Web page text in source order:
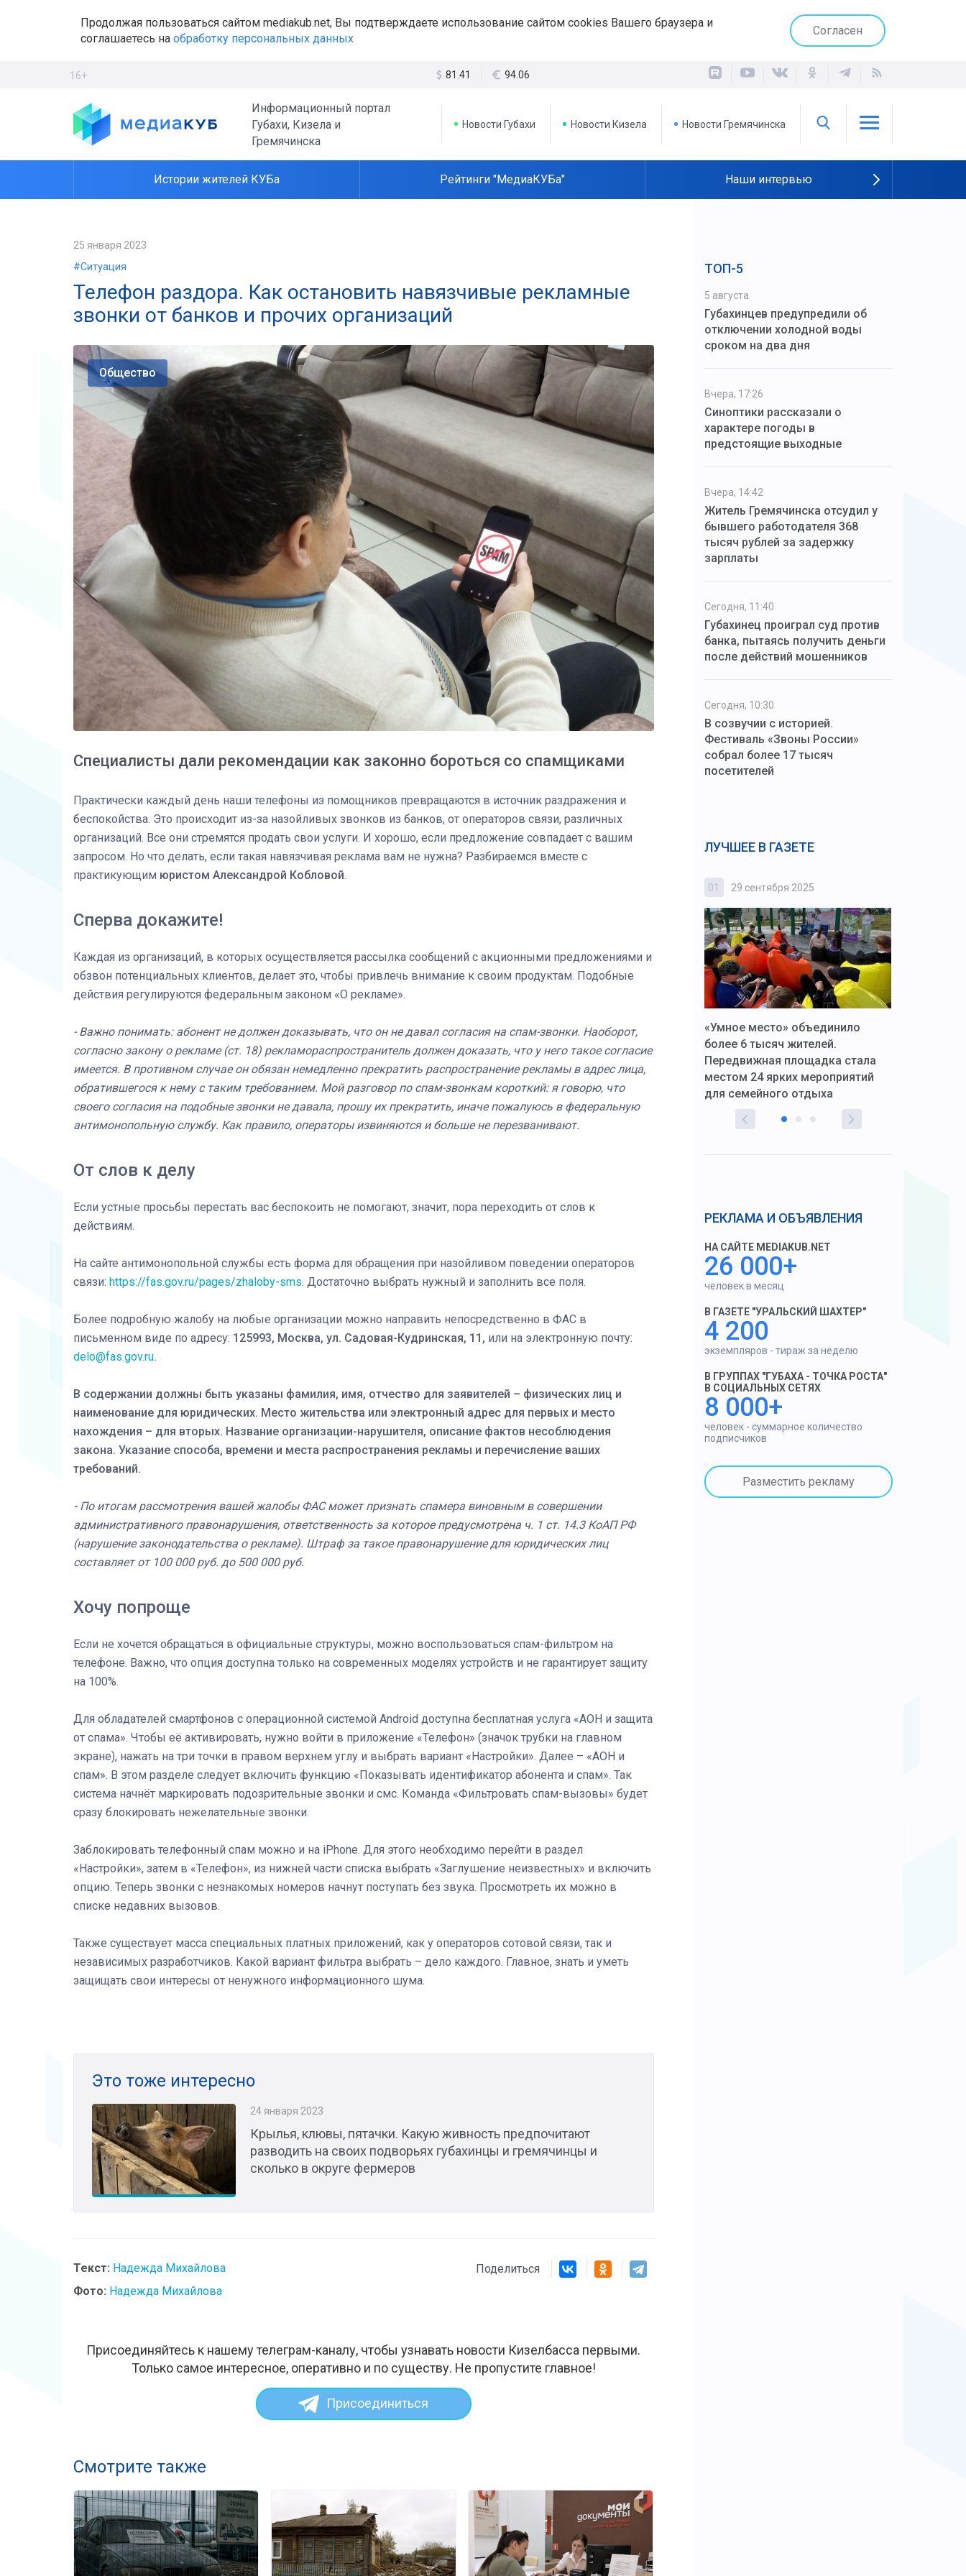
Продолжая пользоваться сайтом mediakub.net, Вы подтверждаете использование сайтом cookies Вашего браузера и
соглашаетесь на обработку персональных данных
Согласен
16+ 81.41 94.06
Информационный портал
Губахи, Кизела и
Гремячинска
Новости Губахи Новости Кизела Новости Гремячинска
Истории жителей КУБа Рейтинги "МедиаКУБа" Наши интервью
25 января 2023
#Ситуация
Телефон раздора. Как остановить навязчивые рекламные
звонки от банков и прочих организаций
Общество
Специалисты дали рекомендации как законно бороться со спамщиками
Практически каждый день наши телефоны из помощников превращаются в источник раздражения и
беспокойства. Это происходит из-за назойливых звонков из банков, от операторов связи, различных
организаций. Все они стремятся продать свои услуги. И хорошо, если предложение совпадает с вашим
запросом. Но что делать, если такая навязчивая реклама вам не нужна? Разбираемся вместе с
практикующим юристом Александрой Кобловой.
Сперва докажите!
Каждая из организаций, в которых осуществляется рассылка сообщений с акционными предложениями и
обзвон потенциальных клиентов, делает это, чтобы привлечь внимание к своим продуктам. Подобные
действия регулируются федеральным законом «О рекламе».
-Важно понимать: абонент не должен доказывать, что он не давал согласия на спам-звонки. Наоборот,
согласно закону о рекламе (ст. 18) рекламораспространитель должен доказать, что у него такое согласие
имеется. В противном случае он обязан немедленно прекратить распространение рекламы в адрес лица,
обратившегося к нему с таким требованием. Мой разговор по спам-звонкам короткий: я говорю, что
своего согласия на подобные звонки не давала, прошу их прекратить, иначе пожалуюсь в федеральную
антимонопольную службу. Как правило, операторы извиняются и больше не перезванивают.
От слов к делу
Если устные просьбы перестать вас беспокоить не помогают, значит, пора переходить от слов к
действиям.
На сайте антимонопольной службы есть форма для обращения при назойливом поведении операторов
связи: https://fas.gov.ru/pages/zhaloby-sms. Достаточно выбрать нужный и заполнить все поля.
Более подробную жалобу на любые организации можно направить непосредственно в ФАС в
письменном виде по адресу: 125993, Москва, ул. Садовая-Кудринская, 11, или на электронную почту:
delo@fas.gov.ru.
В содержании должны быть указаны фамилия, имя, отчество для заявителей – физических лиц и
наименование для юридических. Место жительства или электронный адрес для первых и место
нахождения – для вторых. Название организации-нарушителя, описание фактов несоблюдения
закона. Указание способа, времени и места распространения рекламы и перечисление ваших
требований.
- По итогам рассмотрения вашей жалобы ФАС может признать спамера виновным в совершении
административного правонарушения, ответственность за которое предусмотрена ч. 1 ст. 14.3 КоАП РФ
(нарушение законодательства о рекламе). Штраф за такое правонарушение для юридических лиц
составляет от 100 000 руб. до 500 000 руб.
Хочу попроще
Если не хочется обращаться в официальные структуры, можно воспользоваться спам-фильтром на
телефоне. Важно, что опция доступна только на современных моделях устройств и не гарантирует защиту
на 100%.
Для обладателей смартфонов с операционной системой Android доступна бесплатная услуга «АОН и защита
от спама». Чтобы её активировать, нужно войти в приложение «Телефон» (значок трубки на главном
экране), нажать на три точки в правом верхнем углу и выбрать вариант «Настройки». Далее – «АОН и
спам». В этом разделе следует включить функцию «Показывать идентификатор абонента и спам». Так
система начнёт маркировать подозрительные звонки и смс. Команда «Фильтровать спам-вызовы» будет
сразу блокировать нежелательные звонки.
Заблокировать телефонный спам можно и на iPhone. Для этого необходимо перейти в раздел
«Настройки», затем в «Телефон», из нижней части списка выбрать «Заглушение неизвестных» и включить
опцию. Теперь звонки с незнакомых номеров начнут поступать без звука. Просмотреть их можно в
списке недавних вызовов.
Также существует масса специальных платных приложений, как у операторов сотовой связи, так и
независимых разработчиков. Какой вариант фильтра выбрать – дело каждого. Главное, знать и уметь
защищать свои интересы от ненужного информационного шума.
Это тоже интересно
24 января 2023
Крылья, клювы, пятачки. Какую живность предпочитают
разводить на своих подворьях губахинцы и гремячинцы и
сколько в округе фермеров
Текст: Надежда Михайлова
Фото: Надежда Михайлова
Поделиться
Присоединяйтесь к нашему телеграм-каналу, чтобы узнавать новости Кизелбасса первыми.
Только самое интересное, оперативно и по существу. Не пропустите главное!
Присоединиться
Смотрите также
ТОП-5
5 августа
Губахинцев предупредили об
отключении холодной воды
сроком на два дня
Вчера, 17:26
Синоптики рассказали о
характере погоды в
предстоящие выходные
Вчера, 14:42
Житель Гремячинска отсудил у
бывшего работодателя 368
тысяч рублей за задержку
зарплаты
Сегодня, 11:40
Губахинец проиграл суд против
банка, пытаясь получить деньги
после действий мошенников
Сегодня, 10:30
В созвучии с историей.
Фестиваль «Звоны России»
собрал более 17 тысяч
посетителей
ЛУЧШЕЕ В ГАЗЕТЕ
Штурмовик огня. Казак Алексей
спецоперации сделал
реальностью свою детскую
мечту
01 29 сентября 2025
«Умное место» объединило
более 6 тысяч жителей.
Передвижная площадка стала
местом 24 ярких мероприятий
для семейного отдыха
РЕКЛАМА И ОБЪЯВЛЕНИЯ
НА САЙТЕ MEDIAKUB.NET
26 000+
человек в месяц
В ГАЗЕТЕ "УРАЛЬСКИЙ ШАХТЕР"
4 200
экземпляров - тираж за неделю
В ГРУППАХ "ГУБАХА - ТОЧКА РОСТА"
В СОЦИАЛЬНЫХ СЕТЯХ
8 000+
человек - суммарное количество
подписчиков
Разместить рекламу